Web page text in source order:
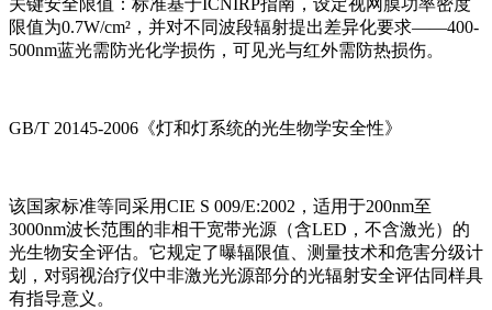
关键安全限值：标准基于ICNIRP指南，设定视网膜功率密度
限值为0.7W/cm²，并对不同波段辐射提出差异化要求——400-
500nm蓝光需防光化学损伤，可见光与红外需防热损伤。
GB/T 20145-2006《灯和灯系统的光生物学安全性》
该国家标准等同采用CIE S 009/E:2002，适用于200nm至
3000nm波长范围的非相干宽带光源（含LED，不含激光）的
光生物安全评估。它规定了曝辐限值、测量技术和危害分级计
划，对弱视治疗仪中非激光光源部分的光辐射安全评估同样具
有指导意义。